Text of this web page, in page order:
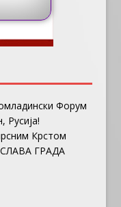
Форум
Русија!
Крстом
ГРАДА